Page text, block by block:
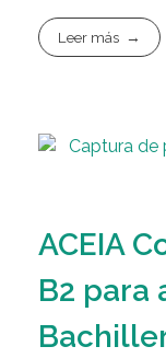
Leer más
ACEIA
B2 para